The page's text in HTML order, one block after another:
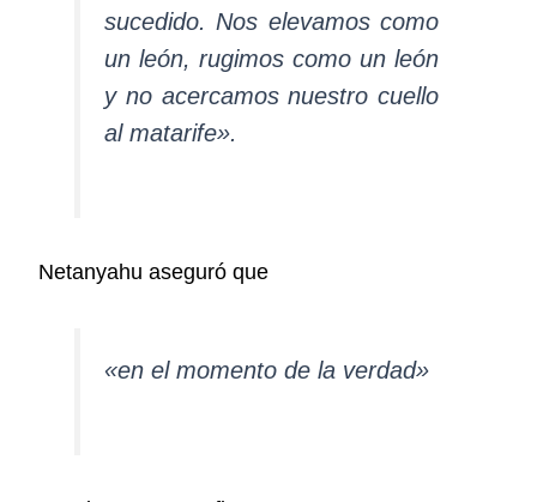
sucedido. Nos elevamos como
un león, rugimos como un león
y no acercamos nuestro cuello
al matarife».
Netanyahu aseguró que
«en el momento de la verdad»